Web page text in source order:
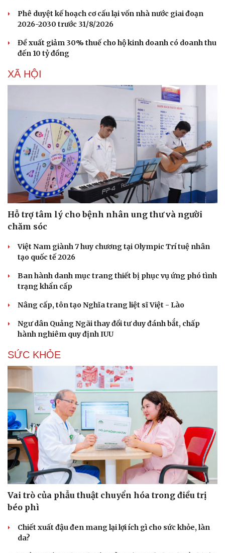
Cải chính
Phê duyệt kế hoạch cơ cấu lại vốn nhà nước giai đoạn
2026-2030 trước 31/8/2026
Đề xuất giảm 30% thuế cho hộ kinh doanh có doanh thu
đến 10 tỷ đồng
XÃ HỘI
Hỗ trợ tâm lý cho bệnh nhân ung thư và người
chăm sóc
Việt Nam giành 7 huy chương tại Olympic Trí tuệ nhân
tạo quốc tế 2026
Ban hành danh mục trang thiết bị phục vụ ứng phó tình
trạng khẩn cấp
Nâng cấp, tôn tạo Nghĩa trang liệt sĩ Việt - Lào
Ngư dân Quảng Ngãi thay đổi tư duy đánh bắt, chấp
hành nghiêm quy định IUU
SỨC KHỎE
Vai trò của phẫu thuật chuyển hóa trong điều trị
béo phì
Chiết xuất đậu đen mang lại lợi ích gì cho sức khỏe, làn
da?